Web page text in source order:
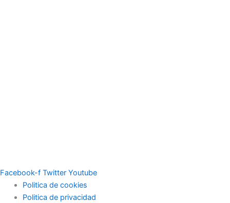
Facebook-f Twitter Youtube
Politica de cookies
Politica de privacidad